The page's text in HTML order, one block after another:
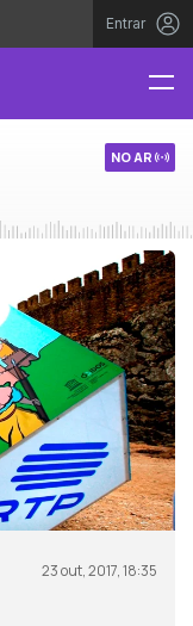
Entrar
NO AR
23 out, 2017, 18:35